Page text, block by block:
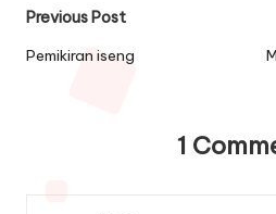
Post
navigation
Previous Post
Pemikiran iseng
1